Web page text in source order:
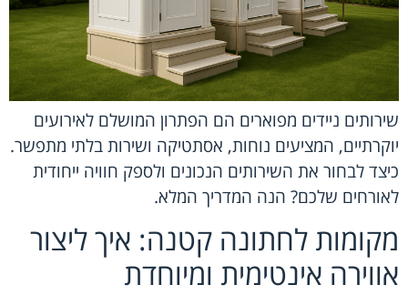
שירותים ניידים מפוארים הם הפתרון המושלם לאירועים
יוקרתיים, המציעים נוחות, אסתטיקה ושירות בלתי מתפשר.
כיצד לבחור את השירותים הנכונים ולספק חוויה ייחודית
לאורחים שלכם? הנה המדריך המלא.
מקומות לחתונה קטנה: איך ליצור
אווירה אינטימית ומיוחדת